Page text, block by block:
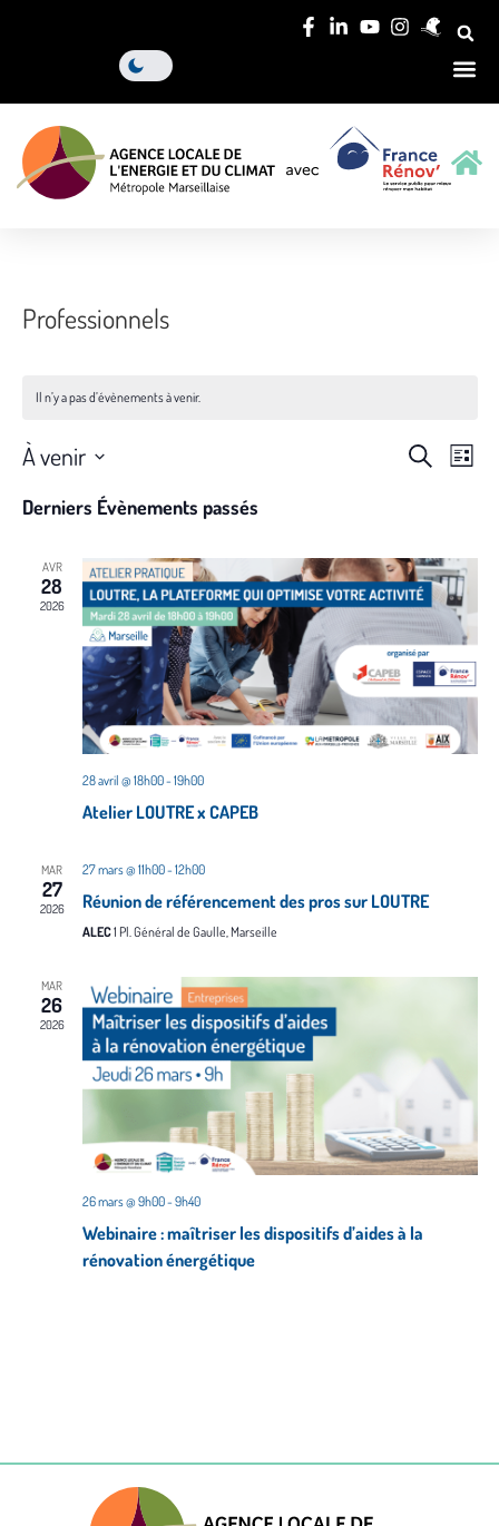
Professionnels
Il n’y a pas d’évènements à venir.
de
vues
Recherche
Liste
À venir
une
date.
Derniers Évènements passés
AVR
28
2026
28 avril @ 18h00- 19h00
Atelier LOUTRE x CAPEB
MAR
27
2026
27 mars @ 11h00- 12h00
Réunion de référencement des pros sur LOUTRE
ALEC1 Pl. Général de Gaulle, Marseille
MAR
26
2026
26 mars @ 9h00- 9h40
Webinaire : maîtriser les dispositifs d’aides à la
rénovation énergétique